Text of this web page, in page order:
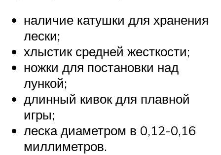
наличие катушки для хранения
лески;
хлыстик средней жесткости;
ножки для постановки над
лункой;
длинный кивок для плавной
игры;
леска диаметром в 0,12-0,16
миллиметров.